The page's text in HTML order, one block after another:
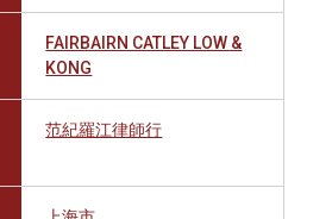
FAIRBAIRN CATLEY LOW &
KONG
范紀羅江律師行